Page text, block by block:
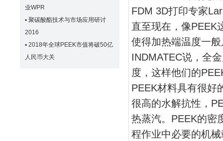
业WPR
▪ 聚碳酸酯技术与市场应用研讨
2016
▪ 2018年全球PEEK市值将破50亿
人民币大关
FDM 3D打印专家
直至现在，像PEEK
使得加热端温度一
INDMATEC说，全
度，这样他们的
PEEK材料具有很好
很高的水解抗性，
热蒸汽。PEEK的密
程作业中必要的机